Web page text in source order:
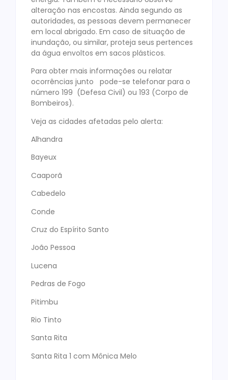
alteração nas encostas. Ainda segundo as
autoridades, as pessoas devem permanecer
em local abrigado. Em caso de situação de
inundação, ou similar, proteja seus pertences
da água envoltos em sacos plásticos.
Para obter mais informações ou relatar
ocorrências junto pode-se telefonar para o
número 199 (Defesa Civil) ou 193 (Corpo de
Bombeiros).
Veja as cidades afetadas pelo alerta:
Alhandra
Bayeux
Caaporã
Cabedelo
Conde
Cruz do Espírito Santo
João Pessoa
Lucena
Pedras de Fogo
Pitimbu
Rio Tinto
Santa Rita
Santa Rita 1 com Mônica Melo